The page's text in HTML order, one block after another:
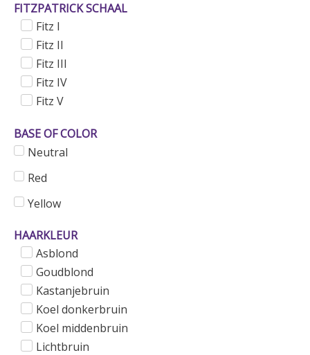
FITZPATRICK SCHAAL
Fitz I
Fitz II
Fitz III
Fitz IV
Fitz V
BASE OF COLOR
Neutral
Red
Yellow
HAARKLEUR
Asblond
Goudblond
Kastanjebruin
Koel donkerbruin
Koel middenbruin
Lichtbruin